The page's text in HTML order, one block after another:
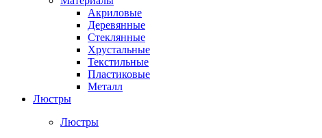
Акриловые
Деревянные
Стеклянные
Хрустальные
Текстильные
Пластиковые
Металл
Люстры
Люстры